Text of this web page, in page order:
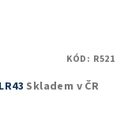
Skladem v ČR
KÓD: R521